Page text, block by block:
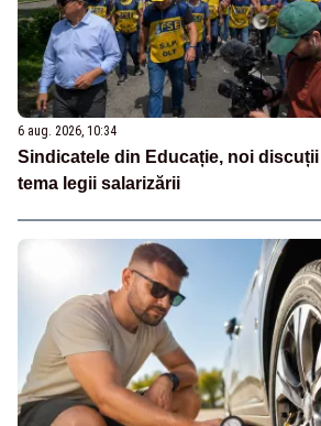
6 aug. 2026, 10:34
Sindicatele din Educație, noi
tema legii salarizării